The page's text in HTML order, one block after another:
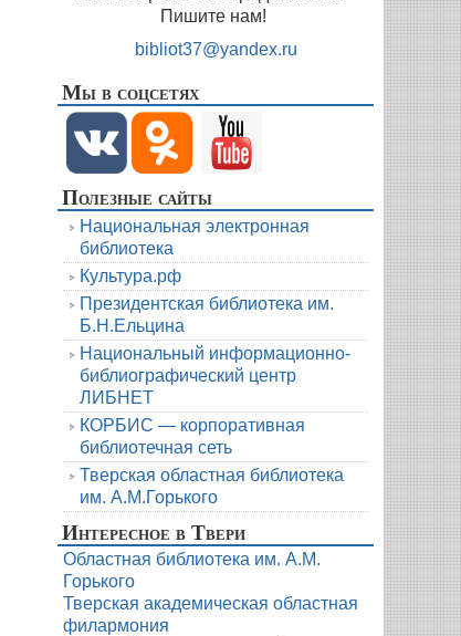
Пишите нам!
bibliot37@yandex.ru
Мы в соцсетях
Полезные сайты
Национальная электронная
библиотека
Культура.рф
Президентская библиотека им.
Б.Н.Ельцина
Национальный информационно-
библиографический центр
ЛИБНЕТ
КОРБИС — корпоративная
библиотечная сеть
Тверская областная библиотека
им. А.М.Горького
Интересное в Твери
Областная библиотека им. А.М.
Горького
Тверская академическая областная
филармония